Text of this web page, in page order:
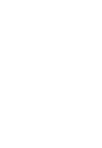
Ruhrgebiets